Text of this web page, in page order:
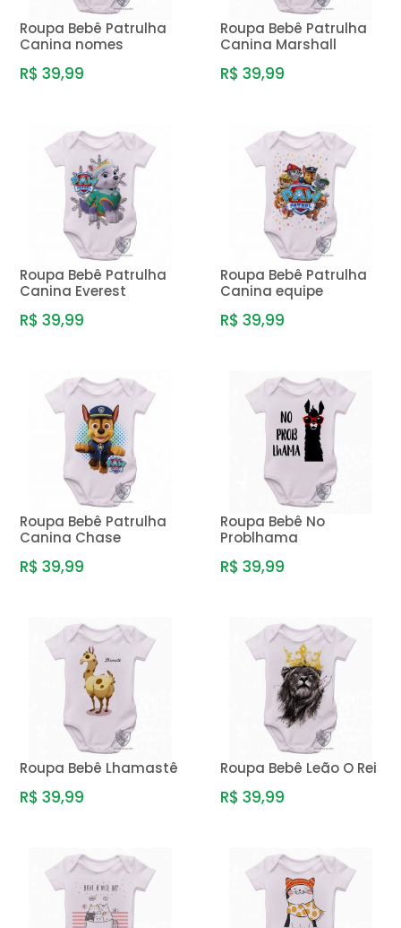
Roupa Bebê Patrulha
Canina nomes
R$ 39,99
Roupa Bebê Patrulha
Canina Marshall
R$ 39,99
Roupa Bebê Patrulha
Canina Everest
R$ 39,99
Roupa Bebê Patrulha
Canina equipe
R$ 39,99
Roupa Bebê Patrulha
Canina Chase
R$ 39,99
Roupa Bebê No
Problhama
R$ 39,99
Roupa Bebê Lhamastê
R$ 39,99
Roupa Bebê Leão O Rei
R$ 39,99